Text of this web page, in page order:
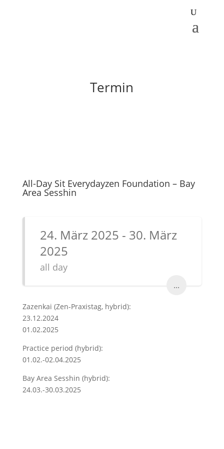
Termin
All-Day Sit Everydayzen Foundation – Bay
Area Sesshin
24. März 2025 - 30. März
2025
all day
...
Zazenkai (Zen-Praxistag, hybrid):
23.12.2024
01.02.2025
Practice period (hybrid):
01.02.-02.04.2025
Bay Area Sesshin (hybrid):
24.03.-30.03.2025